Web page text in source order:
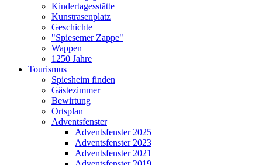
Kindertagesstätte
Kunstrasenplatz
Geschichte
"Spiesemer Zappe"
Wappen
1250 Jahre
Tourismus
Spiesheim finden
Gästezimmer
Bewirtung
Ortsplan
Adventsfenster
Adventsfenster 2025
Adventsfenster 2023
Adventsfenster 2021